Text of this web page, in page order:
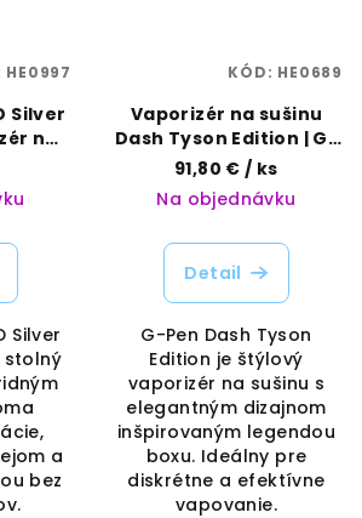
Silver
na
|
Silver
stolný
a
bez
HE0997
Vaporizér na sušinu
Dash Tyson Edition | G-
Pen | Vaporama
91,80 € / ks
Na objednávku
Detail
G-Pen Dash Tyson
Edition je štýlový
vaporizér na sušinu s
elegantným dizajnom
inšpirovaným legendou
boxu. Ideálny pre
diskrétne a efektívne
vapovanie.
KÓD: HE0689